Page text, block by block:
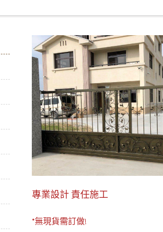
專業設計 責任施工
*無現貨需訂做!